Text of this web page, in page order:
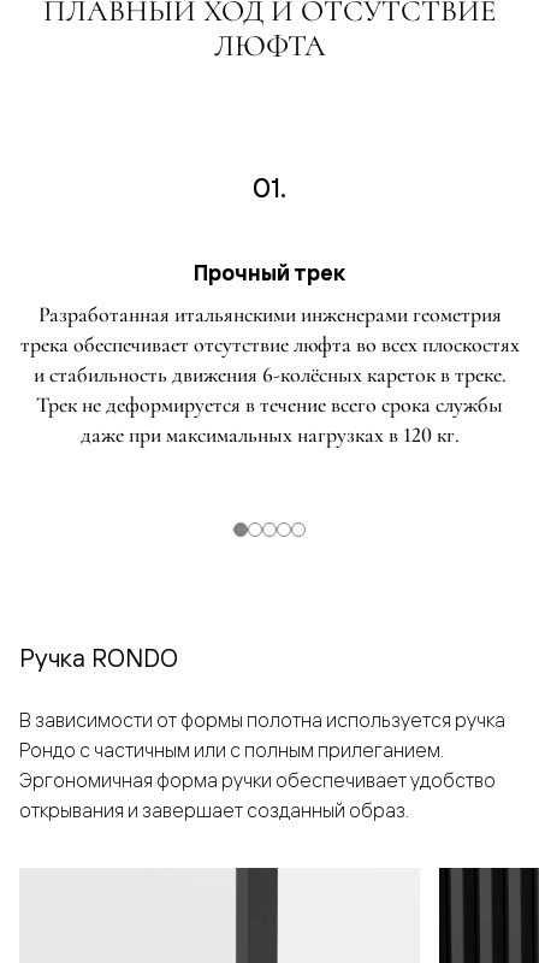
ПЛАВНЫЙ ХОД И ОТСУТСТВИЕ
ЛЮФТА
01.
Прочный трек
Разработанная итальянскими инженерами геометрия
трека обеспечивает отсутствие люфта во всех плоскостях
и стабильность движения 6-колёсных кареток в треке.
Трек не деформируется в течение всего срока службы
даже при максимальных нагрузках в 120 кг.
Ручка RONDO
В зависимости от формы полотна используется ручка
Рондо с частичным или с полным прилеганием.
Эргономичная форма ручки обеспечивает удобство
открывания и завершает созданный образ.